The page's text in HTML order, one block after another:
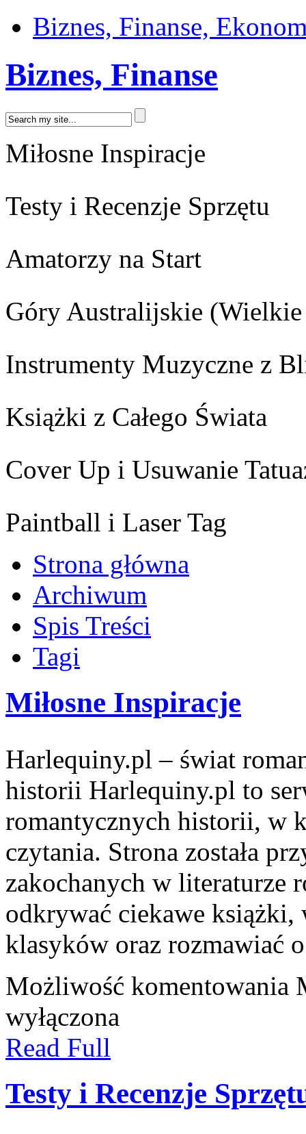
Biznes, Finanse,
Biznes, Finanse
Miłosne Inspiracje
Testy i Recenzje Sprzętu
Amatorzy na Start
Góry Australijskie (Wielkie
Instrumenty Muzyczne z
Książki z Całego Świata
Cover Up i Usuwanie
Paintball i Laser Tag
Strona główna
Archiwum
Spis Treści
Tagi
Miłosne Inspiracje
Harlequiny.pl – świat
historii Harlequiny.pl to
romantycznych historii, w
czytania. Strona została
zakochanych w literaturze
odkrywać ciekawe książki,
klasyków oraz rozmawiać
Możliwość komentowania
wyłączona
Read Full
Testy i Recenzje